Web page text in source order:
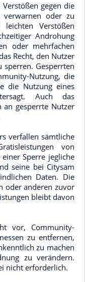
gegen die
verwarnen oder zu
Verstößen
Androhung
oder mehrfachen
Recht, den Nutzer
Gesperrten
Nutzung, die
die Nutzung eines
Auch das
an gesperrte Nutzer
verfallen sämtliche
von
Sperre jegliche
seine bei Citysam
Daten. Die
oder anderen zuvor
bleibt davon
vor, Community-
zu entfernen,
zu machen
zu verändern.
nicht erforderlich.